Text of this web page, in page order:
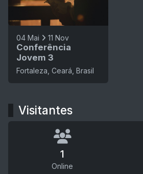
04 Mai 11 Nov
Conferência
Jovem 3
Fortaleza, Ceará, Brasil
Visitantes
1
Online